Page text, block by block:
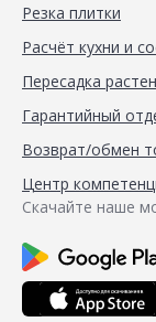
Резка плитки
Расчёт кухни и
Пересадка
Гарантийный
Возврат/обмен
Центр
Скачайте наше